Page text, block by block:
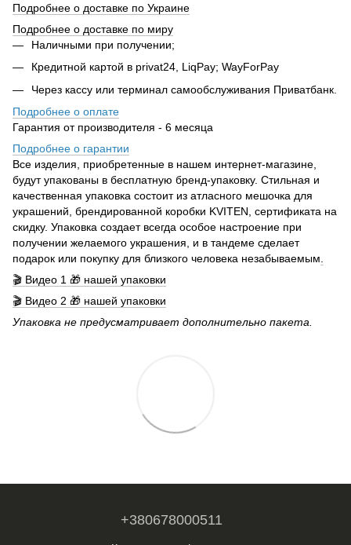
Подробнее о доставке по Украине
Подробнее о доставке по миру
Наличными при получении;
Кредитной картой в privat24, LiqPay; WayForPay
Через кассу или терминал самообслуживания Приватбанк.
Подробнее о оплате
Гарантия от производителя - 6 месяца
Подробнее о гарантии
Все изделия, приобретенные в нашем интернет-магазине,
будут упакованы в бесплатную бренд-упаковку. Стильная и
качественная упаковка состоит из атласного мешочка для
украшений, брендированной коробки KVITEN, сертификата на
скидку. Упаковка создает всегда особое настроение при
получении желаемого украшения, и в тандеме сделает
подарок или покупку для близкого человека незабываемым
🎬 Видео 1 🎁 нашей упаковки
🎬 Видео 2 🎁 нашей упаковки
Упаковка не предусматривает дополнительно пакета.
+380678000511